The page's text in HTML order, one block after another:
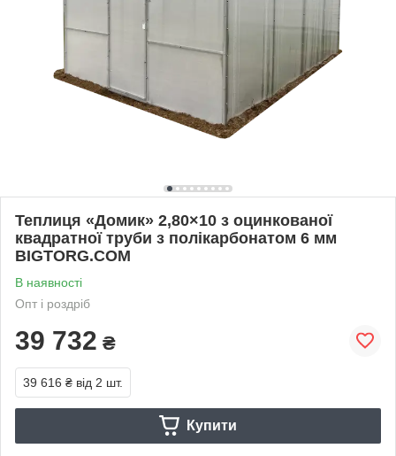
Теплиця «Домик» 2,80×10 з оцинкованої
квадратної труби з полікарбонатом 6 мм
BIGTORG.COM
В наявності
Опт і роздріб
39 732 ₴
39 616 ₴ від 2 шт.
Купити